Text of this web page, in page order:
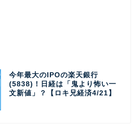
今年最大のIPOの楽天銀行
(5838)！日経は「鬼より怖い一
文新値」？【ロキ兄経済4/21】